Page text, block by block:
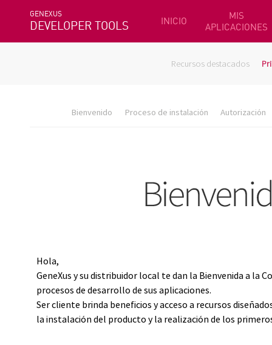
GENEXUS
DEVELOPER TOOLS INICIO
MIS
APLICACIONES
Recursos destacados
Bienvenido Proceso de instalación Autorización
Hola,
GeneXus y su distribuidor local te dan la Bienvenida a la
procesos de desarrollo de sus aplicaciones.
Ser cliente brinda beneficios y acceso a recursos
la instalación del producto y la realización de los